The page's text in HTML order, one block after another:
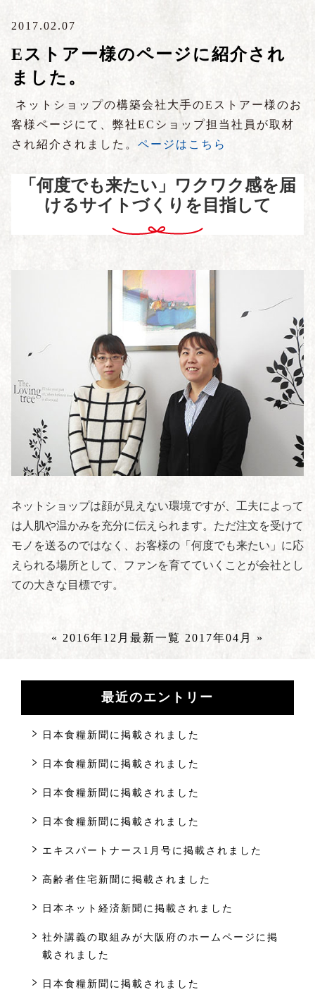
2017.02.07
Eストアー様のページに紹介され
ました。
ネットショップの構築会社大手のEストアー様のお
客様ページにて、弊社ECショップ担当社員が取材
され紹介されました。 ページはこちら
「何度でも来たい」ワクワク感を届
けるサイトづくりを目指して
ネットショップは顔が見えない環境ですが、工夫によって
は人肌や温かみを充分に伝えられます。ただ注文を受けて
モノを送るのではなく、お客様の「何度でも来たい」に応
えられる場所として、ファンを育てていくことが会社とし
ての大きな目標です。
« 2016年12月 最新一覧 2017年04月 »
最近のエントリー
日本食糧新聞に掲載されました
日本食糧新聞に掲載されました
日本食糧新聞に掲載されました
日本食糧新聞に掲載されました
エキスパートナース1月号に掲載されました
高齢者住宅新聞に掲載されました
日本ネット経済新聞に掲載されました
社外講義の取組みが大阪府のホームページに掲
載されました
日本食糧新聞に掲載されました